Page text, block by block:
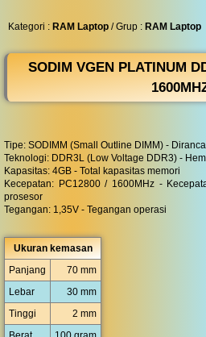
Kategori : RAM Laptop / Grup : RAM Laptop
SODIM VGEN PLATINUM
Tipe: SODIMM (Small Outline DIMM) -
Teknologi: DDR3L (Low Voltage DDR3) -
Kapasitas: 4GB - Total kapasitas memori
Kecepatan: PC12800 / 1600MHz -
prosesor
Tegangan: 1,35V - Tegangan operasi
Ukuran kemasan
Panjang
70 mm
Lebar
30 mm
Tinggi
2 mm